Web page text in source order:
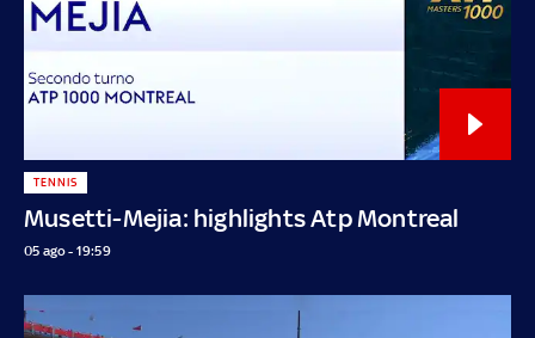
Musetti-Mejia: highlights Atp Montreal
TENNIS
05 ago - 19:59